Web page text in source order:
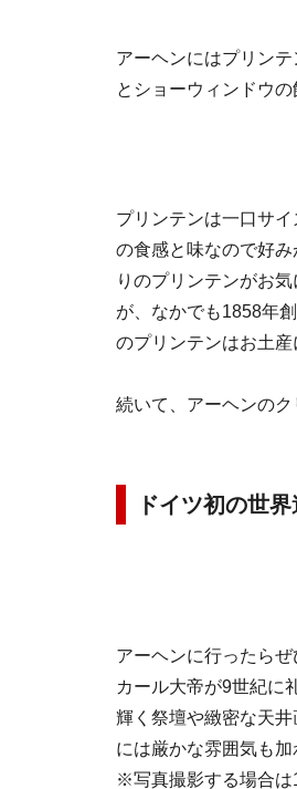
アーヘンにはプリン
とショーウィンドウ
プリンテンは一口サ
の食感と味なので好
りのプリンテンがお
が、なかでも1858年
のプリンテンはお土産
続いて、アーヘンの
ドイツ初の世
アーヘンに行ったら
カール大帝が9世紀に
輝く祭壇や緻密な天
には厳かな雰囲気も加
※写真撮影する場合は